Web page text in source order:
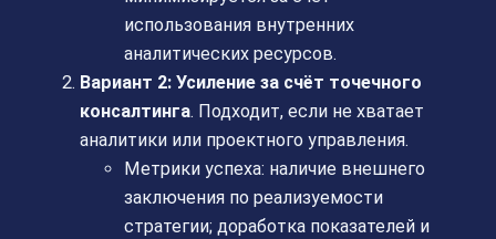
использования внутренних
аналитических ресурсов.
Вариант 2: Усиление за счёт точечного
консалтинга. Подходит, если не хватает
аналитики или проектного управления.
Метрики успеха: наличие внешнего
заключения по реализуемости
стратегии; доработка показателей и